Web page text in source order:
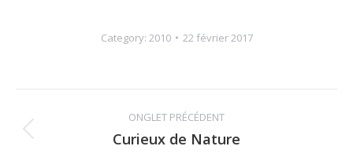
Category: 2010 22 février 2017
navigation
ONGLET PRÉCÉDENT
Previous
Curieux de Nature